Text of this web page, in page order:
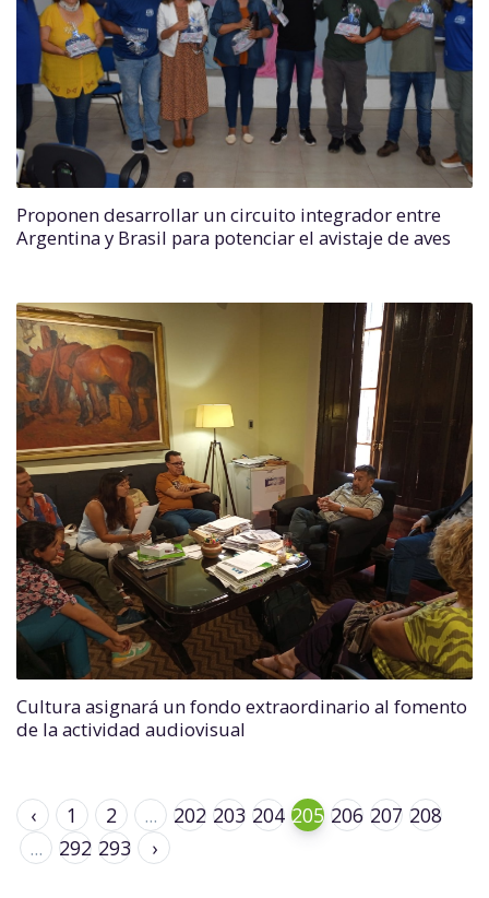
Proponen desarrollar un circuito integrador entre
Argentina y Brasil para potenciar el avistaje de aves
Cultura asignará un fondo extraordinario al fomento
de la actividad audiovisual
‹ 1 2 ... 202 203 204 205 206 207 208
...
292 293 ›